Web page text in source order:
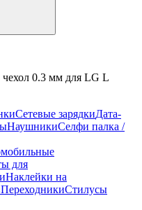
0.3 мм для LG L
Сетевые зарядкиДата-
НаушникиСелфи палка /
для
Наклейки на
ПереходникиСтилусы